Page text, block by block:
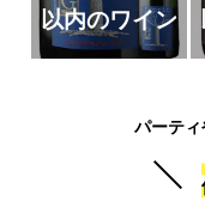
以内のワイン
パーティ